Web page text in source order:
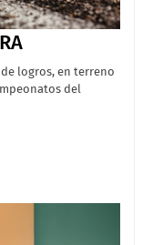
logros, en terreno
del